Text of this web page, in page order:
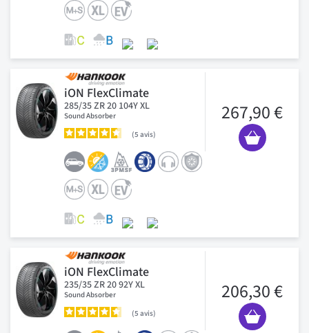
iON FlexClimate
285/35 ZR 20 104Y XL
Sound Absorber
5 avis
267,90 €
iON FlexClimate
235/35 ZR 20 92Y XL
Sound Absorber
5 avis
206,30 €